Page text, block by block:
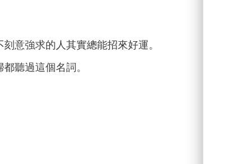
意強求的人其實總能招來好運。
聽過這個名詞。